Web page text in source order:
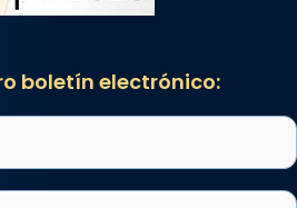
boletín electrónico: